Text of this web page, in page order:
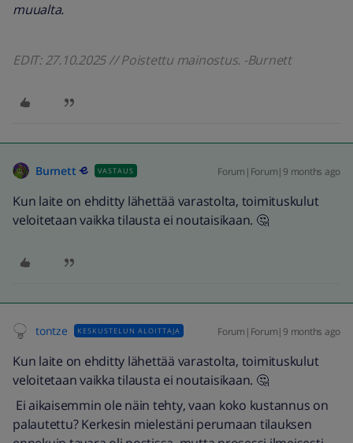
muualta.
EDIT: 27.10.2025 // Poistettu mainostus. -Burnett
Burnett VASTAUS Forum|Forum|9 months ago
Kun laite on ehditty lähettää varastolta, toimituskulut
veloitetaan vaikka tilausta ei noutaisikaan. 🤔
tontze KESKUSTELUN ALOITTAJA Forum|Forum|9 months ago
Kun laite on ehditty lähettää varastolta, toimituskulut
veloitetaan vaikka tilausta ei noutaisikaan. 🤔
Ei aikaisemmin ole näin tehty, vaan koko kustannus on
palautettu? Kerkesin mielestäni perumaan tilauksen